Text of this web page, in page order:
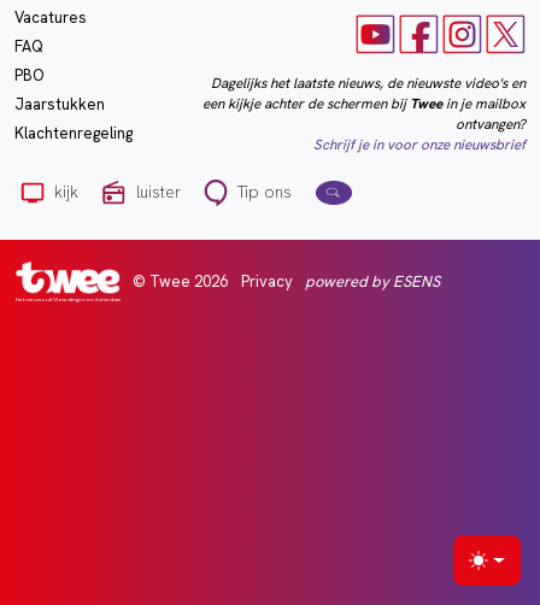
Vacatures
FAQ
PBO
Jaarstukken
Klachtenregeling
Dagelijks het laatste nieuws, de nieuwste video's en
een kijkje achter de schermen bij Tweein je mailbox
ontvangen?
Schrijf je in voor onze nieuwsbrief
kijk luister Tip ons
Het nieuws uit Vlaardingen en Schiedam
© Twee 2026 Privacy powered by ESENS